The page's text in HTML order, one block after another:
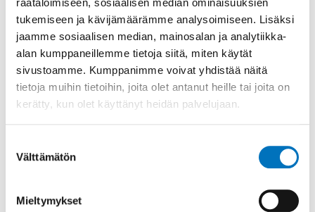
räätälöimiseen, sosiaalisen median ominaisuuksien
tukemiseen ja kävijämäärämme analysoimiseen. Lisäksi
jaamme sosiaalisen median, mainosalan ja analytiikka-
alan kumppaneillemme tietoja siitä, miten käytät
sivustoamme. Kumppanimme voivat yhdistää näitä
tietoja muihin tietoihin, joita olet antanut heille tai joita on
kerätty, kun olet käyttänyt heidän palvelujaan.
valinta
Välttämätön
Mieltymykset
Ohjeita ja materiaaleja
materiaalia yhdistyksen sisäisen ja ulkoisen